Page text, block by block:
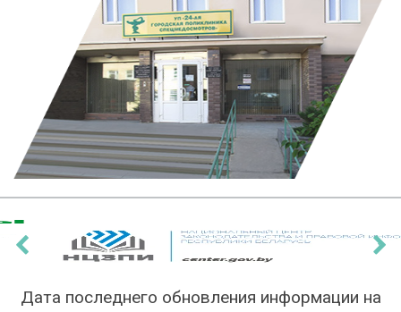
‹ ›
Дата последнего обновления информации на